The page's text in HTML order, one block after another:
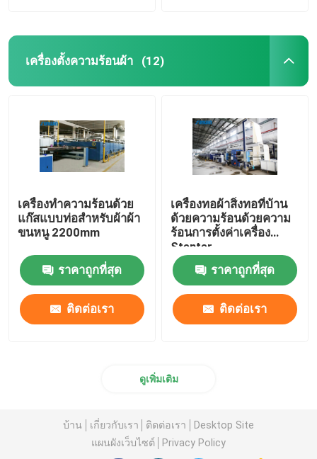
เครื่องตั้งความร้อนผ้า (12)
เครื่องทำความร้อนด้วย
แก๊สแบบท่อสำหรับผ้าผ้า
ขนหนู 2200mm
ราคาถูกที่สุด
ติดต่อเรา
เครื่องทอผ้าสิ่งทอที่บ้าน
ด้วยความร้อนด้วยความ
ร้อนการตั้งค่าเครื่อง
Stenter
ราคาถูกที่สุด
ติดต่อเรา
ดูเพิ่มเติม
บ้าน เกี่ยวกับเรา ติดต่อเรา
Desktop Site
แผนผังเว็บไซต์
Privacy Policy